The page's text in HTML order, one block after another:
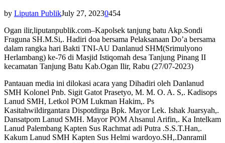
by Liputan PublikJuly 27, 20230454
Ogan ilir,liputanpublik.com–Kapolsek tanjung batu Akp.Sondi
Fraguna SH.M.Si,. Hadiri doa bersama Pelaksanaan Do’a bersama
dalam rangka hari Bakti TNI-AU Danlanud SHM(Srimulyono
Herlambang) ke-76 di Masjid Istiqomah desa Tanjung Pinang II
kecamatan Tanjung Batu Kab.Ogan Ilir, Rabu (27/07-2023)
Pantauan media ini dilokasi acara yang Dihadiri oleh Danlanud
SMH Kolonel Pnb. Sigit Gatot Prasetyo, M. M. O. A. S,. Kadisops
Lanud SMH, Letkol POM Lukman Hakim,. Ps
Kasitahwildirgantara Dispotdirga Bpk. Mayor Lek. Ishak Juarsyah,.
Dansatpom Lanud SMH. Mayor POM Ahsanul Arifin,. Ka Intelkam
Lanud Palembang Kapten Sus Rachmat adi Putra .S.S.T.Han,.
Kakum Lanud SMH Kapten Sus Helmi wardoyo.SH,.Danramil